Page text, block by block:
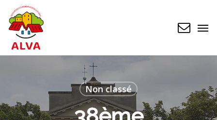
Skip
main
content
Non classé